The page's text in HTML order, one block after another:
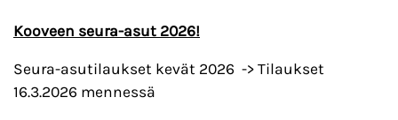
Kooveen seura-asut 2026!
Seura-asutilaukset kevät 2026 -> Tilaukset
16.3.2026 mennessä